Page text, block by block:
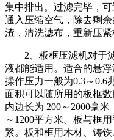
集中排出。过滤完毕，
通入压缩空气，除去剩
渣，清洗滤布，重新压紧
2、板框压滤机对于
液都能适用。适合的悬浮
操作压力一般为0.3～0.6
面积可以随所用的板框
内边长为 200～2000毫
～1200平方米。板与框
紧。板和框用木材、铸